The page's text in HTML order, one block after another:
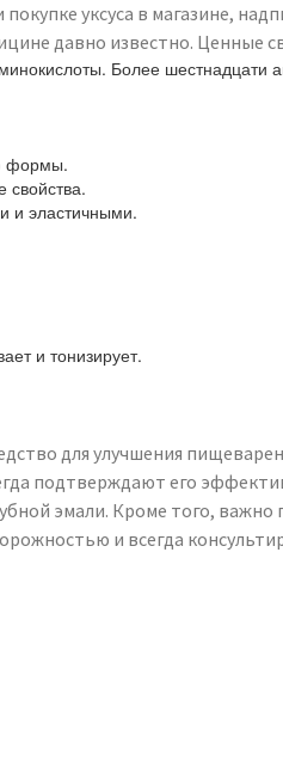
уксуса в магазине,
давно известно.
Более шестнадцати
формы.
свойства.
и эластичными.
и тонизирует.
для улучшения
подтверждают его
эмали. Кроме того, важно
и всегда